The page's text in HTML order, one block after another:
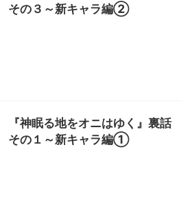
その３～新キャラ編②
『神眠る地をオニはゆく』裏話
その１～新キャラ編①